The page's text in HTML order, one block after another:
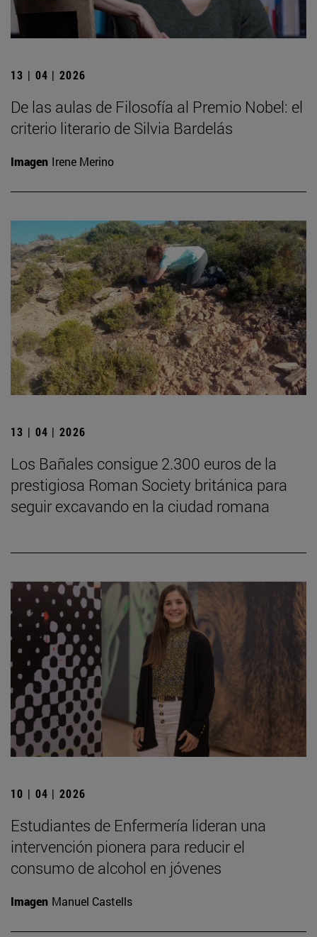
13 | 04 | 2026
De las aulas de Filosofía al Premio Nobel: el
criterio literario de Silvia Bardelás
Imagen Irene Merino
13 | 04 | 2026
Los Bañales consigue 2.300 euros de la
prestigiosa Roman Society británica para
seguir excavando en la ciudad romana
10 | 04 | 2026
Estudiantes de Enfermería lideran una
intervención pionera para reducir el
consumo de alcohol en jóvenes
Imagen Manuel Castells